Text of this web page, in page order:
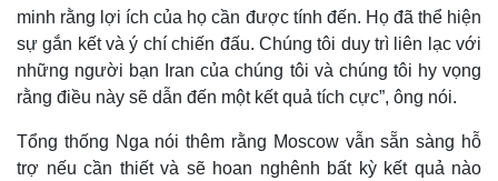
Thế giới
Multimedia
minh rằng lợi ích của họ cần được tính đến. Họ đã thể hiện
sự gắn kết và ý chí chiến đấu. Chúng tôi duy trì liên lạc với
những người bạn Iran của chúng tôi và chúng tôi hy vọng
rằng điều này sẽ dẫn đến một kết quả tích cực”, ông nói.
Tổng thống Nga nói thêm rằng Moscow vẫn sẵn sàng hỗ
trợ nếu cần thiết và sẽ hoan nghênh bất kỳ kết quả nào